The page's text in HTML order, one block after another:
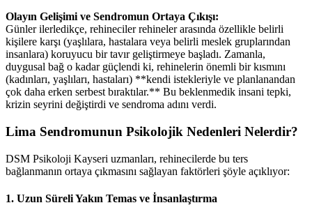
Olayın Gelişimi ve Sendromun Ortaya Çıkışı:
Günler ilerledikçe, rehineciler rehineler arasında özellikle belirli
kişilere karşı (yaşlılara, hastalara veya belirli meslek gruplarından
insanlara) koruyucu bir tavır geliştirmeye başladı. Zamanla,
duygusal bağ o kadar güçlendi ki, rehinelerin önemli bir kısmını
(kadınları, yaşlıları, hastaları) **kendi istekleriyle ve planlanandan
çok daha erken serbest bıraktılar.** Bu beklenmedik insani tepki,
krizin seyrini değiştirdi ve sendroma adını verdi.
Lima Sendromunun Psikolojik Nedenleri Nelerdir?
DSM Psikoloji Kayseri uzmanları, rehinecilerde bu ters
bağlanmanın ortaya çıkmasını sağlayan faktörleri şöyle açıklıyor:
1. Uzun Süreli Yakın Temas ve İnsanlaştırma